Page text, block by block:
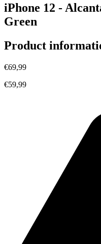
iPhone 12 -
Green
Product
€69,99
€59,99